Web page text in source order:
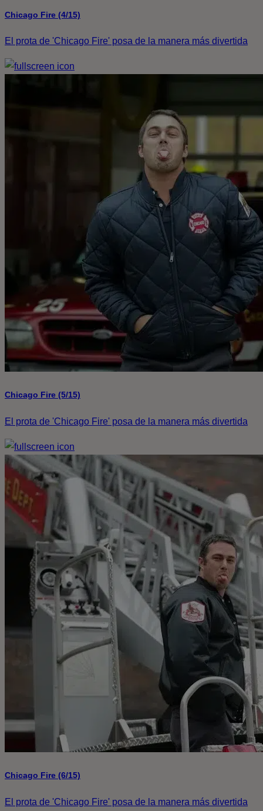
Chicago Fire (4/15)
El prota de 'Chicago Fire' posa de la manera más divertida
Chicago Fire (5/15)
El prota de 'Chicago Fire' posa de la manera más divertida
Chicago Fire (6/15)
El prota de 'Chicago Fire' posa de la manera más divertida